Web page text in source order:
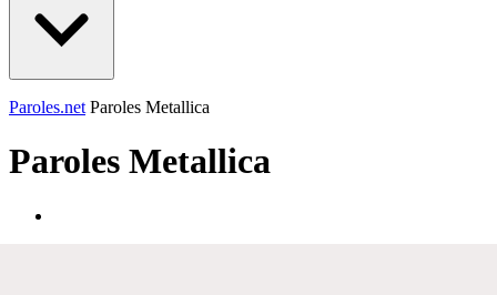
Paroles.net Paroles Metallica
Paroles Metallica